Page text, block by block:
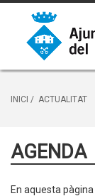
INICI / ACTUALITAT
AGENDA
En aquesta